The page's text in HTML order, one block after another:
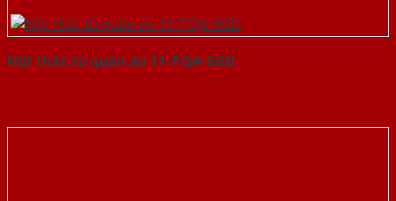
Nội thất tủ quần áo 11-TQA-SGD